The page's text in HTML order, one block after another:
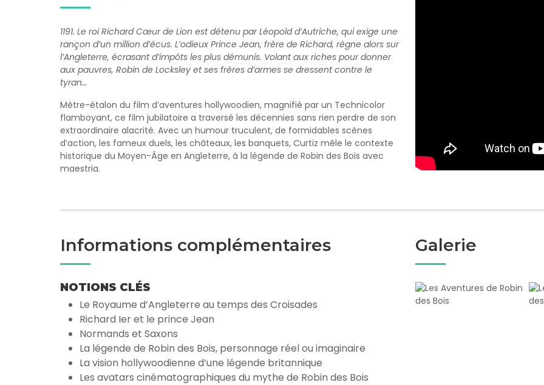
1191. Le roi Richard Cœur de Lion est détenu par Léopold d’Autriche, qui exige une
rançon d’un million d’écus. L’odieux Prince Jean, frère de Richard, règne alors sur
l’Angleterre, écrasant d’impôts les plus démunis. Volant aux riches pour donner
aux pauvres, Robin de Locksley et ses frères d’armes se dressent contre le
tyran…
Mètre-étalon du film d’aventures hollywoodien, magnifié par un Technicolor
flamboyant, ce film jubilatoire a traversé les décennies sans rien perdre de son
extraordinaire alacrité. Avec un humour truculent, de formidables scènes
d’action, les fameux duels, les châteaux, les banquets, Curtiz mêle le contexte
historique du Moyen-Âge en Angleterre, à la légende de Robin des Bois avec
maestria.
Informations complémentaires
NOTIONS CLÉS
Le Royaume d’Angleterre au temps des Croisades
Richard Ier et le prince Jean
Normands et Saxons
La légende de Robin des Bois, personnage réel ou imaginaire
La vision hollywoodienne d’une légende britannique
Les avatars cinématographiques du mythe de Robin des Bois
Galerie